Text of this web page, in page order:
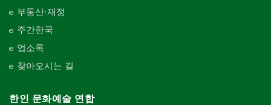
부동산·재정
주간한국
업소록
찾아오시는 길
한인 문화예술 연합